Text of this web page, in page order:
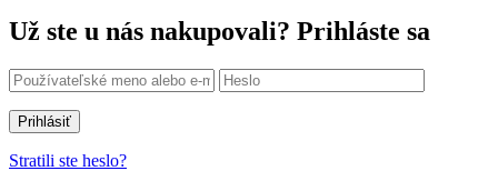
Už ste u nás nakupovali? Prihláste sa
Prihlásiť
Stratili ste heslo?